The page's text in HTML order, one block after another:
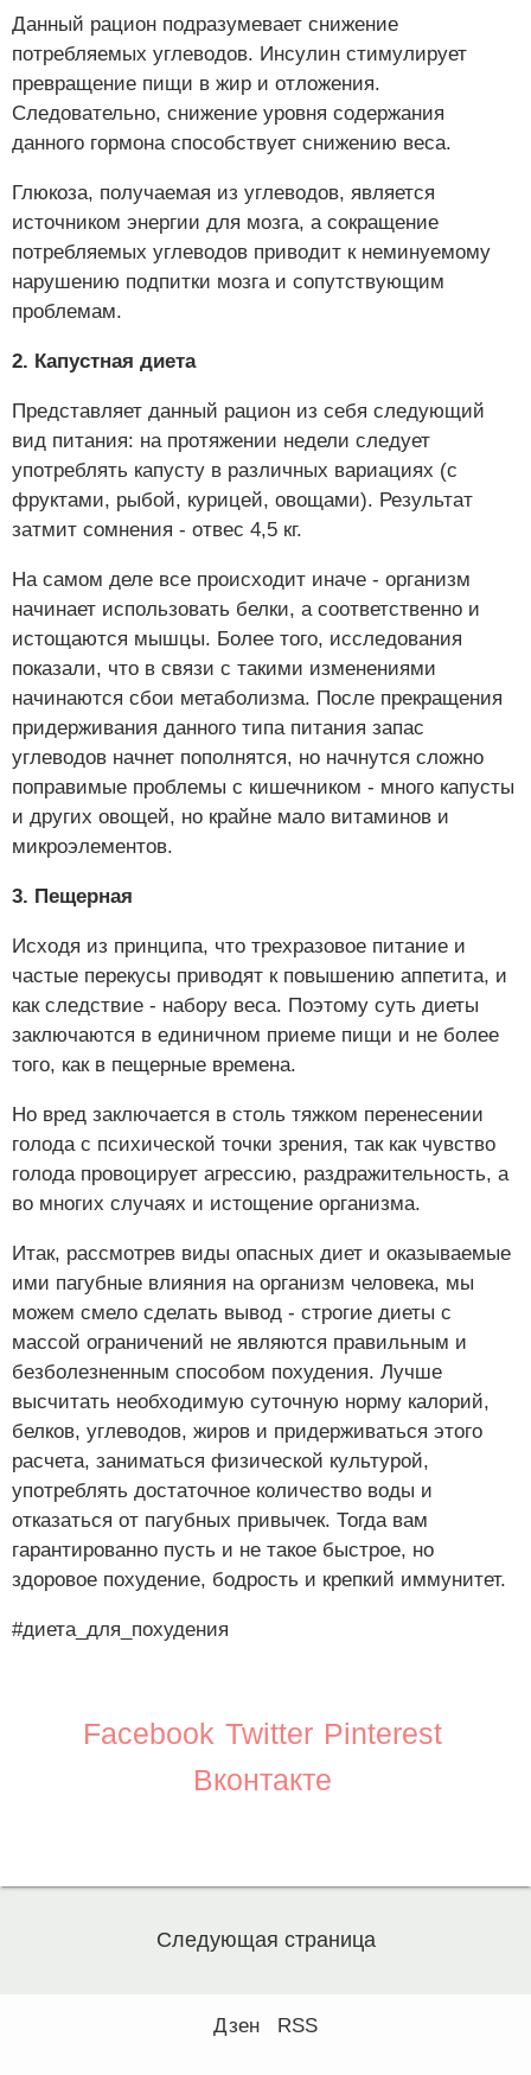
Данный рацион подразумевает снижение
потребляемых углеводов. Инсулин стимулирует
превращение пищи в жир и отложения.
Следовательно, снижение уровня содержания
данного гормона способствует снижению веса.
Глюкоза, получаемая из углеводов, является
источником энергии для мозга, а сокращение
потребляемых углеводов приводит к неминуемому
нарушению подпитки мозга и сопутствующим
проблемам.
2. Капустная диета
Представляет данный рацион из себя следующий
вид питания: на протяжении недели следует
употреблять капусту в различных вариациях (с
фруктами, рыбой, курицей, овощами). Результат
затмит сомнения - отвес 4,5 кг.
На самом деле все происходит иначе - организм
начинает использовать белки, а соответственно и
истощаются мышцы. Более того, исследования
показали, что в связи с такими изменениями
начинаются сбои метаболизма. После прекращения
придерживания данного типа питания запас
углеводов начнет пополнятся, но начнутся сложно
поправимые проблемы с кишечником - много капусты
и других овощей, но крайне мало витаминов и
микроэлементов.
3. Пещерная
Исходя из принципа, что трехразовое питание и
частые перекусы приводят к повышению аппетита, и
как следствие - набору веса. Поэтому суть диеты
заключаются в единичном приеме пищи и не более
того, как в пещерные времена.
Но вред заключается в столь тяжком перенесении
голода с психической точки зрения, так как чувство
голода провоцирует агрессию, раздражительность, а
во многих случаях и истощение организма.
Итак, рассмотрев виды опасных диет и оказываемые
ими пагубные влияния на организм человека, мы
можем смело сделать вывод - строгие диеты с
массой ограничений не являются правильным и
безболезненным способом похудения. Лучше
высчитать необходимую суточную норму калорий,
белков, углеводов, жиров и придерживаться этого
расчета, заниматься физической культурой,
употреблять достаточное количество воды и
отказаться от пагубных привычек. Тогда вам
гарантированно пусть и не такое быстрое, но
здоровое похудение, бодрость и крепкий иммунитет.
#диета_для_похудения
Facebook Twitter Pinterest
Вконтакте
Следующая страница
Дзен RSS